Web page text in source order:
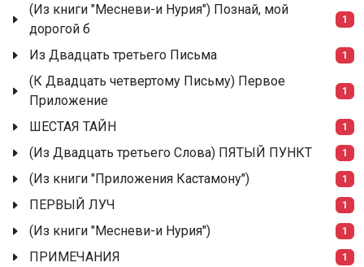
(Из книги "Месневи-и Нурия") Познай, мой
дорогой б
1
Из Двадцать третьего Письма 1
(К Двадцать четвертому Письму) Первое
Приложение
1
ШЕСТАЯ ТАЙН 1
(Из Двадцать третьего Слова) ПЯТЫЙ ПУНКТ 1
(Из книги "Приложения Кастамону") 1
ПЕРВЫЙ ЛУЧ 1
(Из книги "Месневи-и Нурия") 1
ПРИМЕЧАНИЯ 1